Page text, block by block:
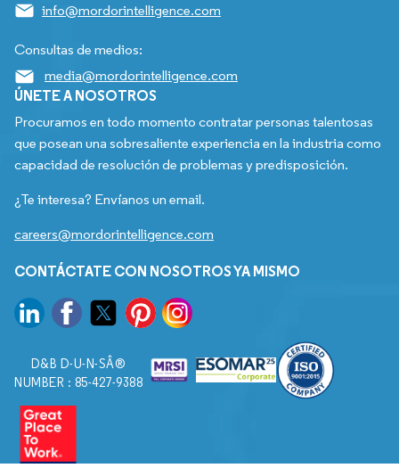
info@mordorintelligence.com
Consultas de medios:
media@mordorintelligence.com
ÚNETE A NOSOTROS
Procuramos en todo momento contratar personas talentosas
que posean una sobresaliente experiencia en la industria como
capacidad de resolución de problemas y predisposición.
¿Te interesa? Envíanos un email.
careers@mordorintelligence.com
CONTÁCTATE CON NOSOTROS YA MISMO
D&B D-U-N-SÂ®
NUMBER : 85-427-9388